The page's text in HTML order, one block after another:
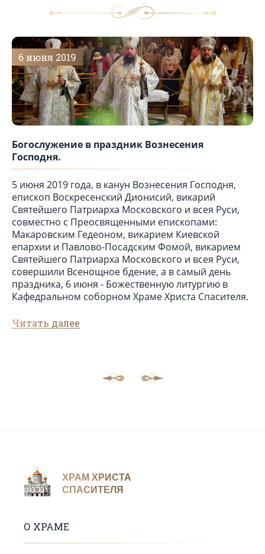
6 июня 2019
Богослужение в праздник Вознесения
Господня.
5 июня 2019 года, в канун Вознесения Господня,
епископ Воскресенский Дионисий, викарий
Святейшего Патриарха Московского и всея Руси,
совместно с Преосвященными епископами:
Макаровским Гедеоном, викарием Киевской
епархии и Павлово-Посадским Фомой, викарием
Святейшего Патриарха Московского и всея Руси,
совершили Всенощное бдение, а в самый день
праздника, 6 июня - Божественную литургию в
Кафедральном соборном Храме Христа Спасителя.
Читать далее
ХРАМ ХРИСТА
СПАСИТЕЛЯ
О ХРАМЕ